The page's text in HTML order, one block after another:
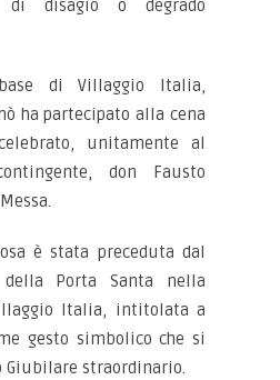
di disagio o degrado
di Villaggio Italia,
ha partecipato alla cena
unitamente al
don Fausto
è stata preceduta dal
Porta Santa nella
Italia, intitolata a
gesto simbolico che si
Giubilare straordinario.